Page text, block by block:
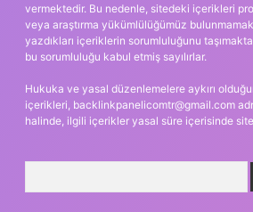
vermektedir. Bu nedenle, sitedeki içerikleri
veya araştırma yükümlülüğümüz
yazdıkları içeriklerin sorumluluğunu
bu sorumluluğu kabul etmiş sayılırlar.
Hukuka ve yasal düzenlemelere aykırı
içerikleri, backlinkpanelicomtr@gmail.com
halinde, ilgili içerikler yasal süre içerisinde